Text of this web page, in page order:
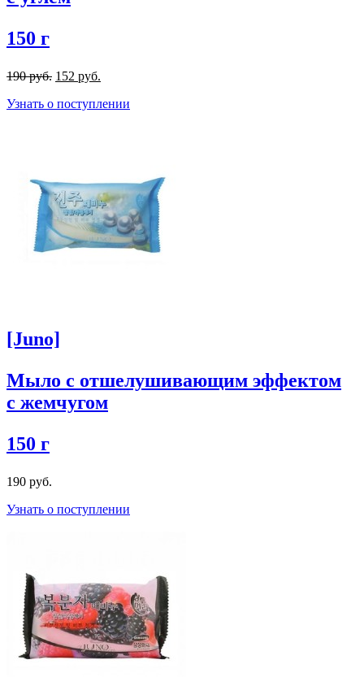
150 г
190 руб. 152 руб.
Узнать о поступлении
[Juno]
Мыло с отшелушивающим эффектом
с жемчугом
150 г
190 руб.
Узнать о поступлении